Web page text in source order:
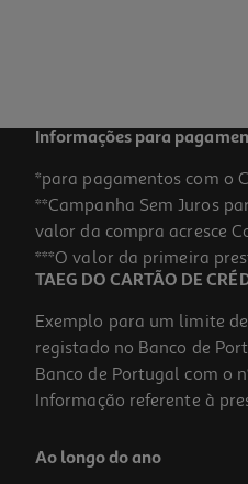
Informações para
*para pagamentos com o
**Campanha Sem Juros
valor da compra acresce
***O valor da primeira
TAEG DO CARTÃO DE
Exemplo para um limite
registado no Banco de
Banco de Portugal com o
Informação referente à
Ao longo do ano